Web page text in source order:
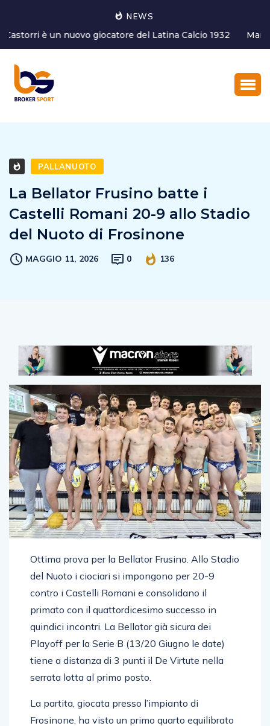
NEWS
Marco Ghirotto è il nuovo Coordinatore dell’Area tecnica
del settore g...
La Bellator Frusino batte i
Castelli Romani 20-9 allo Stadio
Ottima prova per la Bellator Frusino. Allo Stadio
del Nuoto i ciociari si impongono per 20-9
contro i Castelli Romani e consolidano il
primato con il quattordicesimo successo in
quindici incontri. La Bellator già sicura dei
Playoff per la Serie B (13/20 Giugno le date)
tiene a distanza di 3 punti il De Virtute nella
La partita, giocata presso l’impianto di